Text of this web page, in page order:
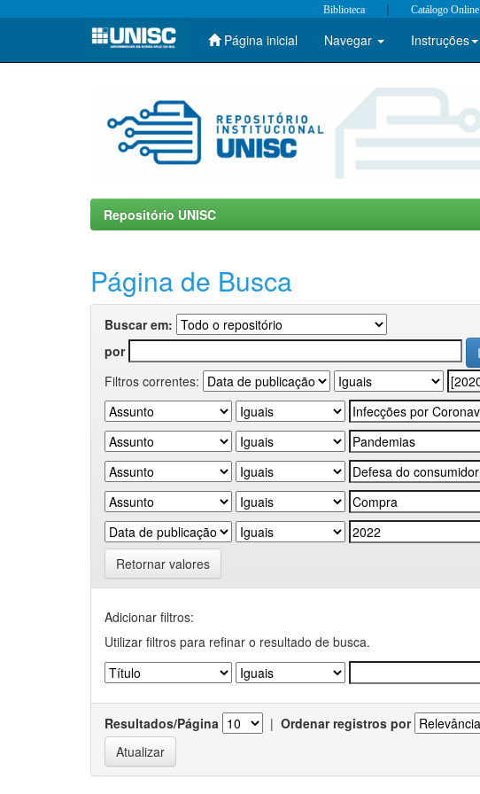
Skip
Biblioteca | Catálogo Online
Página inicial Navegar Instruções
Repositório UNISC
Página de Busca
Buscar em:
por
Filtros correntes:
Retornar valores
Adicionar filtros:
Utilizar filtros para refinar o resultado de busca.
Resultados/Página | Ordenar registros por